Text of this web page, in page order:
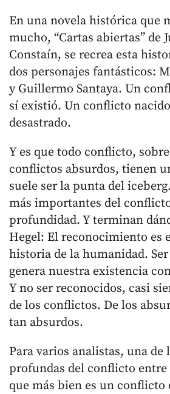
En una novela histórica que
mucho, “Cartas abiertas” de
Constaín, se recrea esta
dos personajes fantásticos:
y Guillermo Santaya. Un
sí existió. Un conflicto
desastrado.
Y es que todo conflicto,
conflictos absurdos, tienen
suele ser la punta del
más importantes del
profundidad. Y terminan
Hegel: El reconocimiento es
historia de la humanidad.
genera nuestra existencia
Y no ser reconocidos, casi
de los conflictos. De los
tan absurdos.
Para varios analistas, una de
profundas del conflicto entre
que más bien es un conflicto